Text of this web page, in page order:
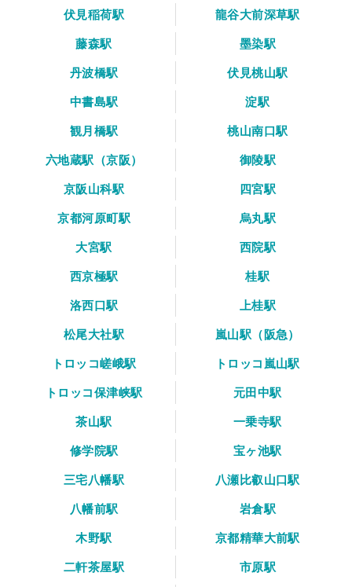
伏見稲荷駅
龍谷大前深草駅
藤森駅
墨染駅
丹波橋駅
伏見桃山駅
中書島駅
淀駅
観月橋駅
桃山南口駅
六地蔵駅（京阪）
御陵駅
京阪山科駅
四宮駅
京都河原町駅
烏丸駅
大宮駅
西院駅
西京極駅
桂駅
洛西口駅
上桂駅
松尾大社駅
嵐山駅（阪急）
トロッコ嵯峨駅
トロッコ嵐山駅
トロッコ保津峡駅
元田中駅
茶山駅
一乗寺駅
修学院駅
宝ヶ池駅
三宅八幡駅
八瀬比叡山口駅
八幡前駅
岩倉駅
木野駅
京都精華大前駅
二軒茶屋駅
市原駅